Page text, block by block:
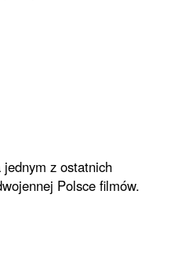
jednym z ostatnich
Polsce filmów.